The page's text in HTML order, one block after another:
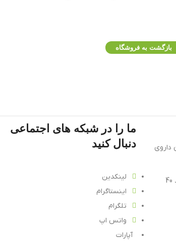
بازگشت به فروشگاه
داروی
ما را در شبکه های اجتماعی
دنبال کنید
لینکدین
اینستاگرام
تلگرام
واتس اپ
آپارات